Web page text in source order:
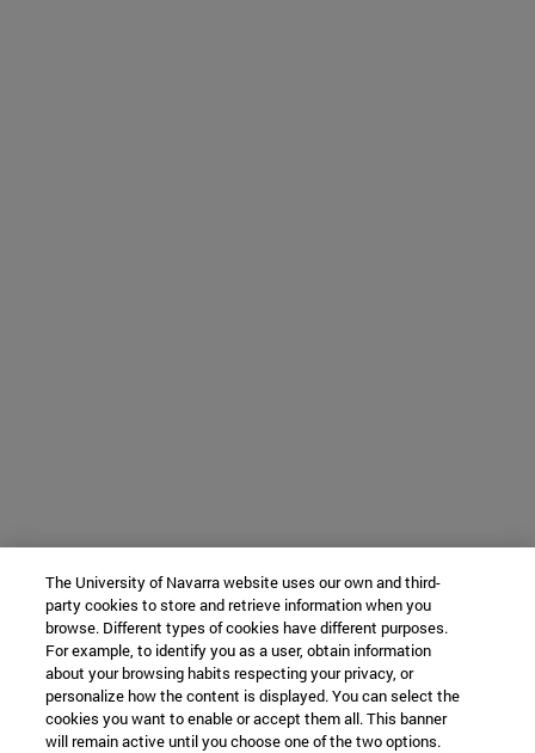
The University of Navarra website uses our own and third-
party cookies to store and retrieve information when you
browse. Different types of cookies have different purposes.
For example, to identify you as a user, obtain information
about your browsing habits respecting your privacy, or
personalize how the content is displayed. You can select the
cookies you want to enable or accept them all. This banner
will remain active until you choose one of the two options.